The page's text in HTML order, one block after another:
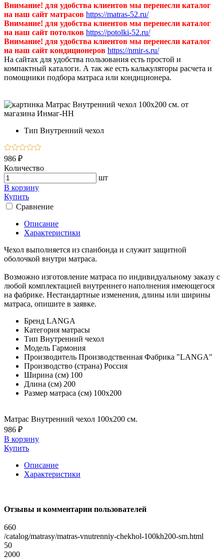
Внимание! для удобства клиентов мы перенесли каталог
на наш сайт матрасов https://matras-52.ru/
Внимание! для удобства клиентов мы перенесли каталог
на наш сайт потолков https://potolki-52.ru/
Внимание! для удобства клиентов мы перенесли каталог
на наш сайт кондиционеров https://nmir-s.ru/
На сайтах для удобства пользования есть простой и
компактный каталоги. А так же есть калькуляторы расчета и
помощники подбора матраса или кондиционера.
Тип Внутренний чехол
986 ₽
Количество
шт
В корзину
Купить
Сравнение
Описание
Характеристики
Чехол выполняется из спанбонда и служит защитной
оболочкой внутри матраса.
Возможно изготовление матраса по индивидуальному заказу с
любой комплектацией внутреннего наполнения имеющегося
на фабрике. Нестандартные изменения, длины или ширины
матраcа, опишите в заявке.
Бренд LANGA
Категория матрасы
Тип Внутренний чехол
Модель Гармония
Производитель Производственная Фабрика "LANGA"
Производство (страна) Россия
Ширина (см) 100
Длина (см) 200
Размер матраса (см) 100х200
Матрас Внутренний чехол 100х200 см.
986 ₽
В корзину
Купить
Описание
Характеристики
Отзывы и комментарии пользователей
660
/catalog/matrasy/matras-vnutrenniy-chekhol-100kh200-sm.html
50
2000